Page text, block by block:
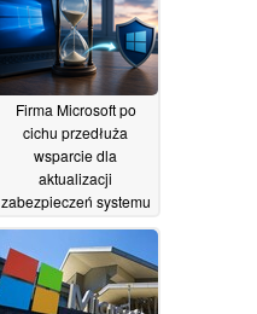
Firma Microsoft po
cichu przedłuża
wsparcie dla
aktualizacji
zabezpieczeń systemu
28/06/2026